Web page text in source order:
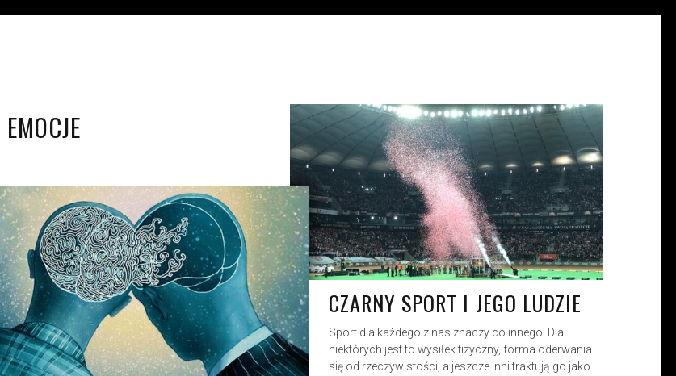
EMOCJE
MICHALINA KOZARYN
KW. 28, 2023
CZARNY SPORT I JEGO LUDZIE
Sport dla każdego z nas znaczy co innego. Dla
niektórych jest to wysiłek fizyczny, forma oderwania
się od rzeczywistości, a jeszcze inni traktują go jako
ALEKSANDRA KOWALCZYK
KW. 6, 2022